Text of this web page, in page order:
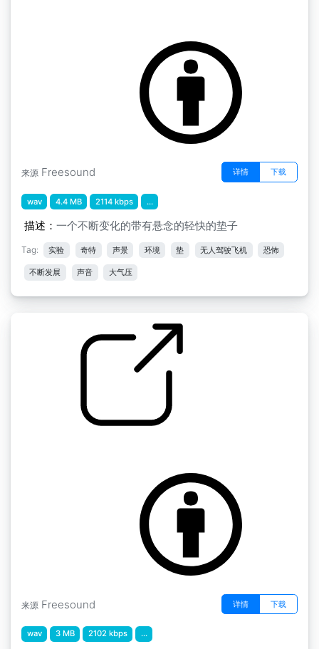
来源 Freesound 详情 下载
wav 4.4 MB 2114 kbps ...
描述： 一个不断变化的带有悬念的轻快的垫子
Tag: 实验 奇特 声景 环境 垫 无人驾驶飞机 恐怖
不断发展 声音 大气压
来源 Freesound 详情 下载
wav 3 MB 2102 kbps ...